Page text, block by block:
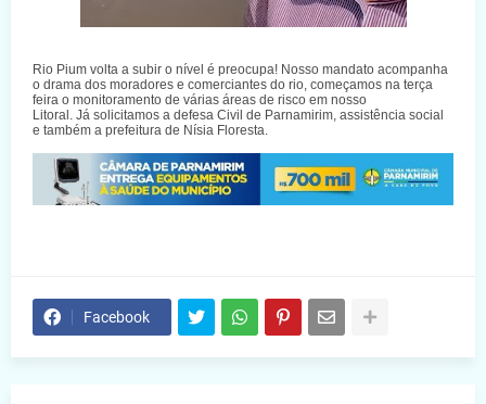
Rio Pium volta a subir o nível é preocupa! Nosso mandato acompanha
o drama dos moradores e comerciantes do rio, começamos na terça
feira o monitoramento de várias áreas de risco em nosso
Litoral. Já solicitamos a defesa Civil de Parnamirim, assistência social
e também a prefeitura de Nísia Floresta.
Facebook